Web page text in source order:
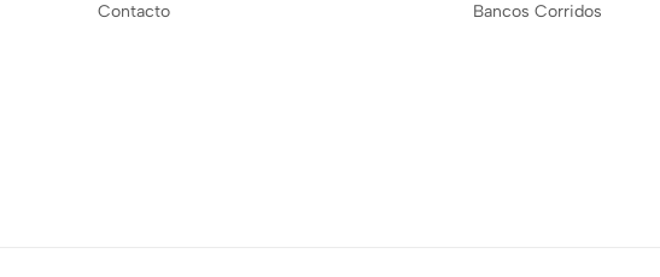
Contacto
Bancos Corridos